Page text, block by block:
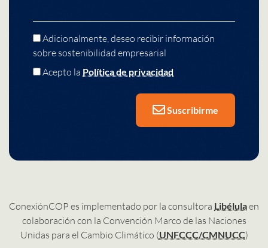
Adicionalmente, deseo recibir información
sobre sostenibilidad empresarial
Acepto la Política de privacidad
Suscribirme
ConexiónCOP es implementado por la consultora Libélulaen
colaboración con la Convención Marco de las Naciones
Unidas para el Cambio Climático (UNFCCC/CMNUCC)